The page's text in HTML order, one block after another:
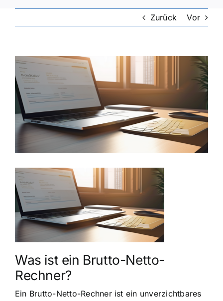
Zurück Vor
Zeige
grösseres
Bild
Was ist ein Brutto-Netto-
Rechner?
Ein Brutto-Netto-Rechner ist ein unverzichtbares